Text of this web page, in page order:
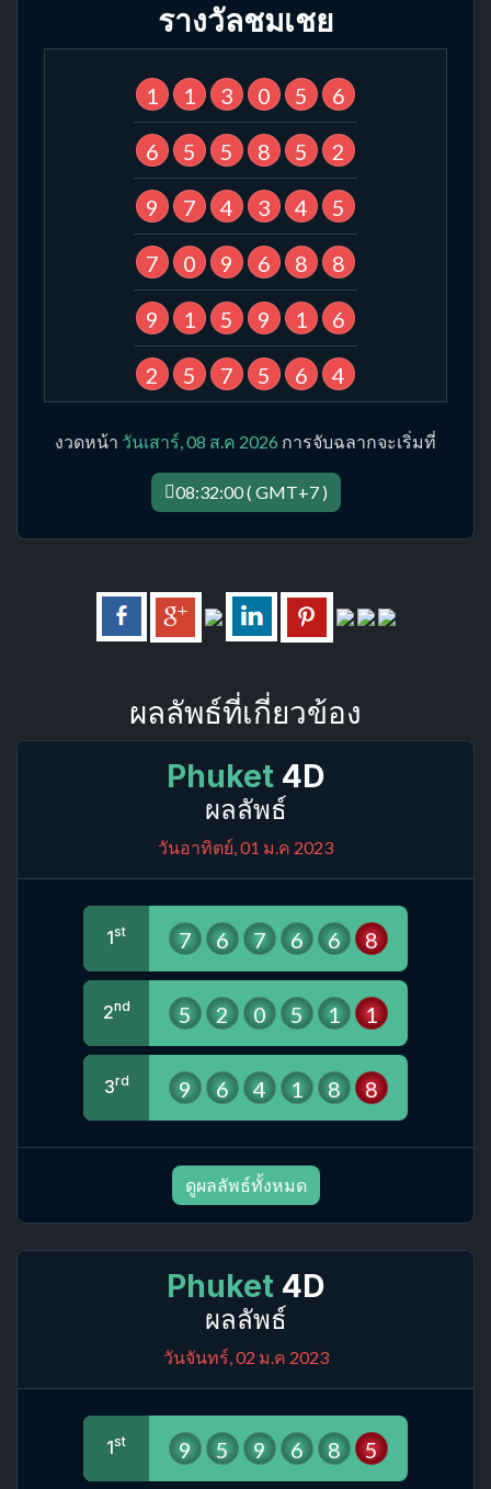
รางวัลชมเชย
1 1 3 0 5 6
6 5 5 8 5 2
9 7 4 3 4 5
7 0 9 6 8 8
9 1 5 9 1 6
2 5 7 5 6 4
งวดหน้า วันเสาร์, 08 ส.ค 2026 การจับฉลากจะเริ่มที่
08:32:00 ( GMT+7 )
ผลลัพธ์ที่เกี่ยวข้อง
Phuket 4D
ผลลัพธ์
วันอาทิตย์, 01 ม.ค 2023
1st 7 6 7 6 6 8
2nd 5 2 0 5 1 1
3rd 9 6 4 1 8 8
ดูผลลัพธ์ทั้งหมด
Phuket 4D
ผลลัพธ์
วันจันทร์, 02 ม.ค 2023
1st 9 5 9 6 8 5